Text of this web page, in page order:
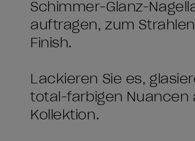
Schimmer-Glanz-
auftragen, zum
Finish.
Lackieren Sie es,
total-farbigen Nuancen
Kollektion.